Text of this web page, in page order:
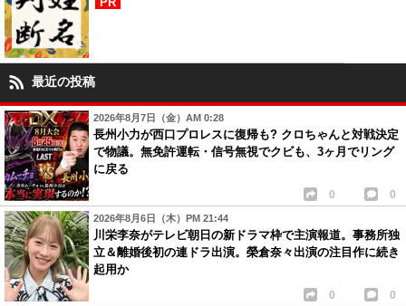
最近の投稿
2026年8月7日（金）AM 0:28
長州小力が西口プロレスに復帰も? クロちゃんと対戦決定
で物議。無免許運転・信号無視でクビも、3ヶ月でリング
に戻る
0 0
2026年8月6日（木）PM 21:44
川栄李奈がテレビ朝日の新ドラマ枠で主演報道。事務所独
立＆離婚後初の連ドラ出演。榮倉奈々出演の注目作に続き
起用か
0 0